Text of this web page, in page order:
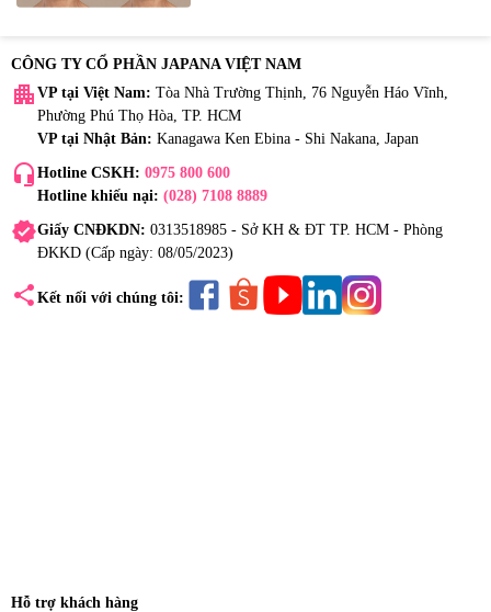
CÔNG TY CỔ PHẦN JAPANA VIỆT NAM
apartment VP tại Việt Nam: Tòa Nhà Trường Thịnh, 76 Nguyễn Háo Vĩnh,
Phường Phú Thọ Hòa, TP. HCM
VP tại Nhật Bản: Kanagawa Ken Ebina - Shi Nakana, Japan
headset_mic Hotline CSKH: 0975 800 600
Hotline khiếu nại: (028) 7108 8889
verifiedGiấy CNĐKDN: 0313518985 - Sở KH & ĐT TP. HCM - Phòng
ĐKKD (Cấp ngày: 08/05/2023)
share Kết nối với chúng tôi:
Hỗ trợ khách hàng